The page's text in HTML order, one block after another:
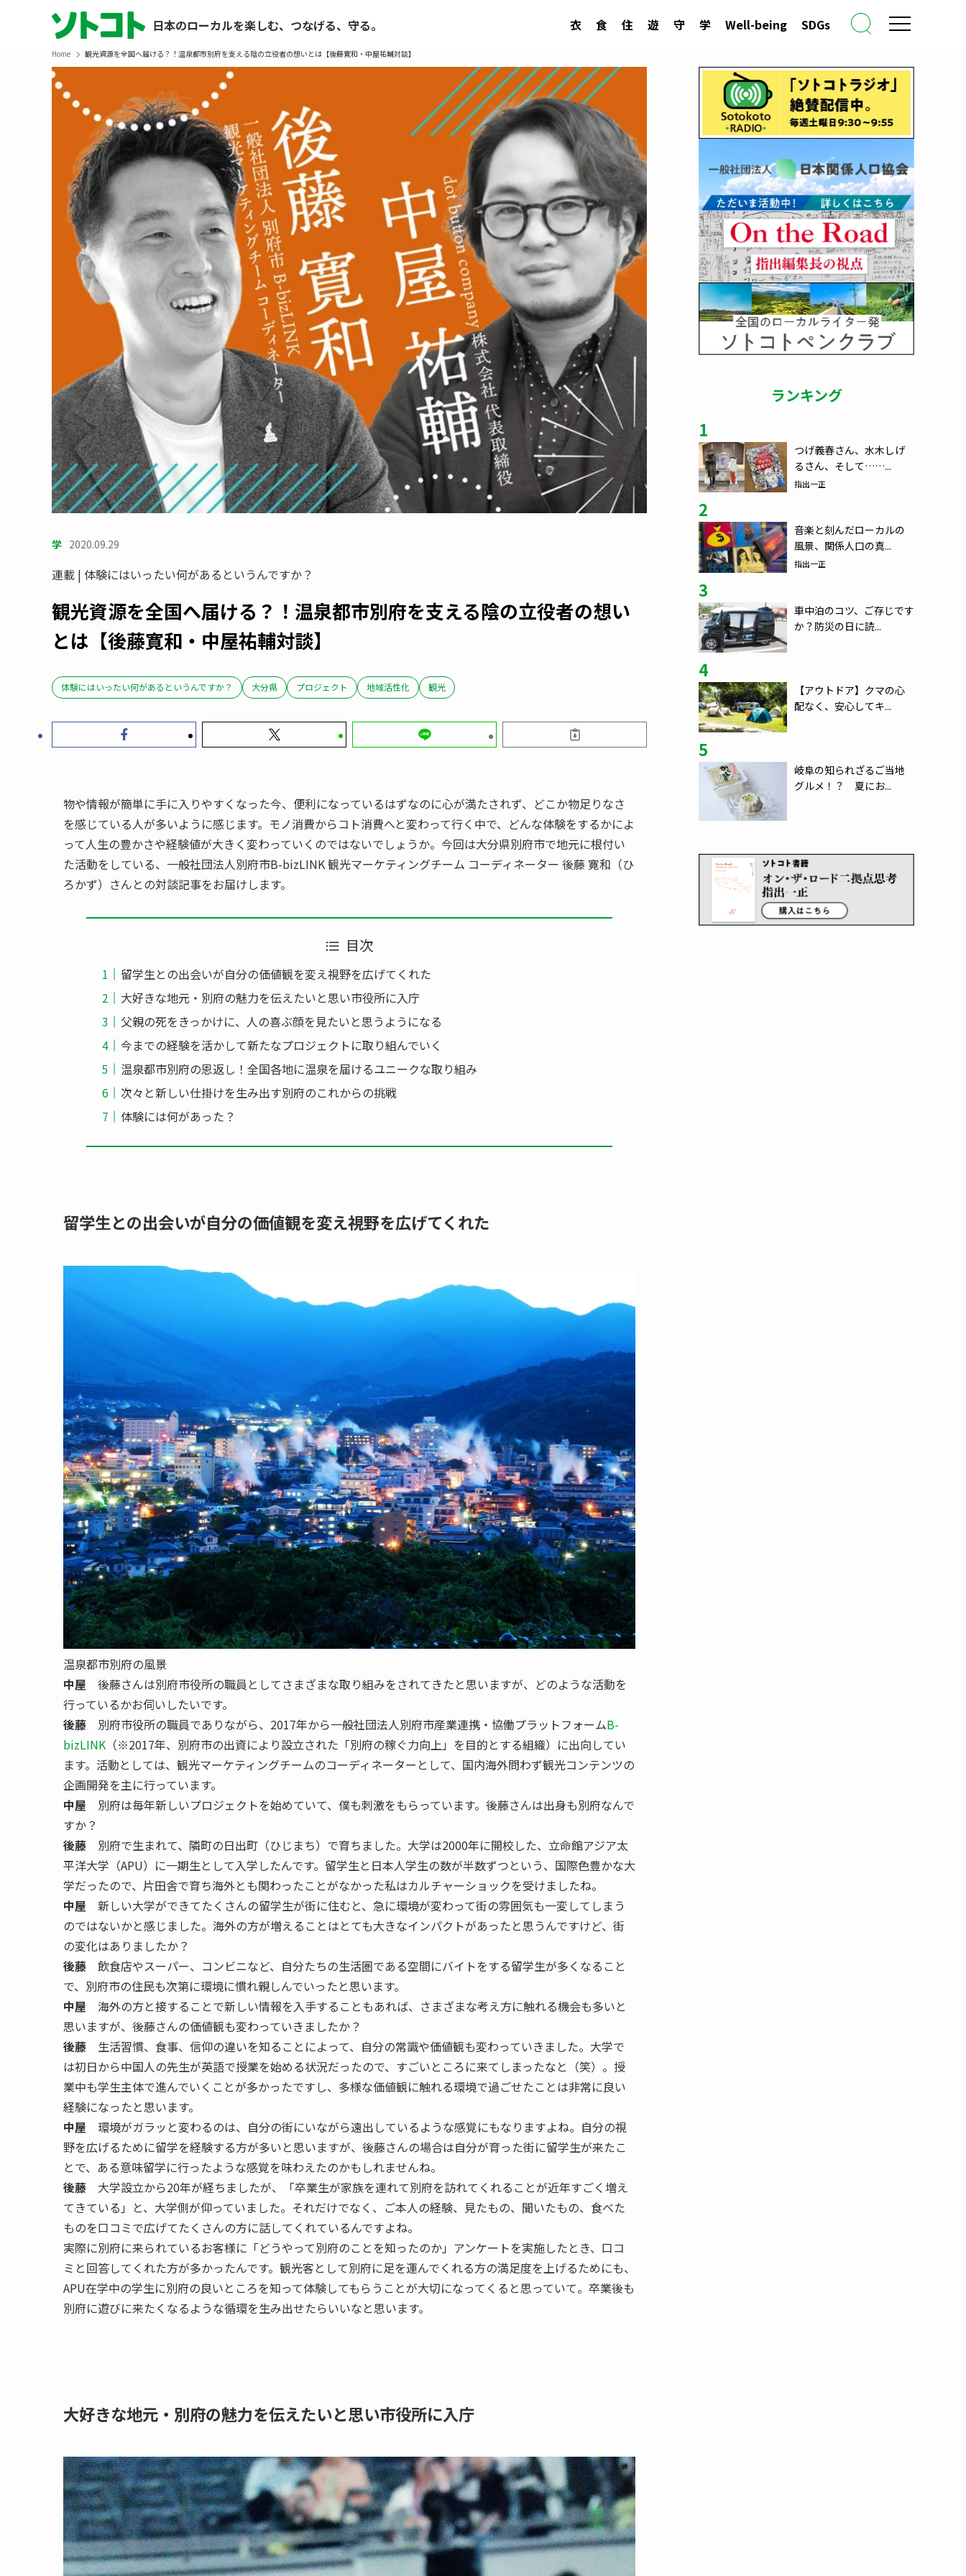
日本のローカルを楽しむ、つなげる、守る。 衣 食 住 遊 守 学 Well-being SDGs
Home 観光資源を全国へ届ける？！温泉都市別府を支える陰の立役者の想いとは【後藤寛和・中屋祐輔対談】
学 2020.09.29
連載 | 体験にはいったい何があるというんですか？
観光資源を全国へ届ける？！温泉都市別府を支える陰の立役者の想い
とは【後藤寛和・中屋祐輔対談】
体験にはいったい何があるというんですか？ 大分県 プロジェクト 地域活性化 観光
物や情報が簡単に手に入りやすくなった今、便利になっているはずなのに心が満たされず、どこか物足りなさ
を感じている人が多いように感じます。モノ消費からコト消費へと変わって行く中で、どんな体験をするかによ
って人生の豊かさや経験値が大きく変わっていくのではないでしょうか。今回は大分県別府市で地元に根付い
た活動をしている、一般社団法人別府市B-bizLINK 観光マーケティングチーム コーディネーター 後藤 寛和（ひ
ろかず）さんとの対談記事をお届けします。
目次
留学生との出会いが自分の価値観を変え視野を広げてくれた
大好きな地元・別府の魅力を伝えたいと思い市役所に入庁
父親の死をきっかけに、人の喜ぶ顔を見たいと思うようになる
今までの経験を活かして新たなプロジェクトに取り組んでいく
温泉都市別府の恩返し！全国各地に温泉を届けるユニークな取り組み
次々と新しい仕掛けを生み出す別府のこれからの挑戦
体験には何があった？
留学生との出会いが自分の価値観を変え視野を広げてくれた
温泉都市別府の風景
中屋 後藤さんは別府市役所の職員としてさまざまな取り組みをされてきたと思いますが、どのような活動を
行っているかお伺いしたいです。
後藤 別府市役所の職員でありながら、2017年から一般社団法人別府市産業連携・協働プラットフォームB-
bizLINK（※2017年、別府市の出資により設立された「別府の稼ぐ力向上」を目的とする組織）に出向してい
ます。活動としては、観光マーケティングチームのコーディネーターとして、国内海外問わず観光コンテンツの
企画開発を主に行っています。
中屋 別府は毎年新しいプロジェクトを始めていて、僕も刺激をもらっています。後藤さんは出身も別府なんで
すか？
後藤 別府で生まれて、隣町の日出町（ひじまち）で育ちました。大学は2000年に開校した、立命館アジア太
平洋大学（APU）に一期生として入学したんです。留学生と日本人学生の数が半数ずつという、国際色豊かな大
学だったので、片田舎で育ち海外とも関わったことがなかった私はカルチャーショックを受けましたね。
中屋 新しい大学ができてたくさんの留学生が街に住むと、急に環境が変わって街の雰囲気も一変してしまう
のではないかと感じました。海外の方が増えることはとても大きなインパクトがあったと思うんですけど、街
の変化はありましたか？
後藤 飲食店やスーパー、コンビニなど、自分たちの生活圏である空間にバイトをする留学生が多くなること
で、別府市の住民も次第に環境に慣れ親しんでいったと思います。
中屋 海外の方と接することで新しい情報を入手することもあれば、さまざまな考え方に触れる機会も多いと
思いますが、後藤さんの価値観も変わっていきましたか？
後藤 生活習慣、食事、信仰の違いを知ることによって、自分の常識や価値観も変わっていきました。大学で
は初日から中国人の先生が英語で授業を始める状況だったので、すごいところに来てしまったなと（笑）。授
業中も学生主体で進んでいくことが多かったですし、多様な価値観に触れる環境で過ごせたことは非常に良い
経験になったと思います。
中屋 環境がガラッと変わるのは、自分の街にいながら遠出しているような感覚にもなりますよね。自分の視
野を広げるために留学を経験する方が多いと思いますが、後藤さんの場合は自分が育った街に留学生が来たこ
とで、ある意味留学に行ったような感覚を味わえたのかもしれませんね。
後藤 大学設立から20年が経ちましたが、「卒業生が家族を連れて別府を訪れてくれることが近年すごく増え
てきている」と、大学側が仰っていました。それだけでなく、ご本人の経験、見たもの、聞いたもの、食べた
ものを口コミで広げてたくさんの方に話してくれているんですよね。
実際に別府に来られているお客様に「どうやって別府のことを知ったのか」アンケートを実施したとき、口コ
ミと回答してくれた方が多かったんです。観光客として別府に足を運んでくれる方の満足度を上げるためにも、
APU在学中の学生に別府の良いところを知って体験してもらうことが大切になってくると思っていて。卒業後も
別府に遊びに来たくなるような循環を生み出せたらいいなと思います。
大好きな地元・別府の魅力を伝えたいと思い市役所に入庁
ランキング
1
つげ義春さん、水木しげ
るさん、そして……...
指出一正
2
音楽と刻んだローカルの
風景、関係人口の真...
指出一正
3
車中泊のコツ、ご存じです
か？防災の日に読...
4
【アウトドア】クマの心
配なく、安心してキ...
5
岐阜の知られざるご当地
グルメ！？ 夏にお...